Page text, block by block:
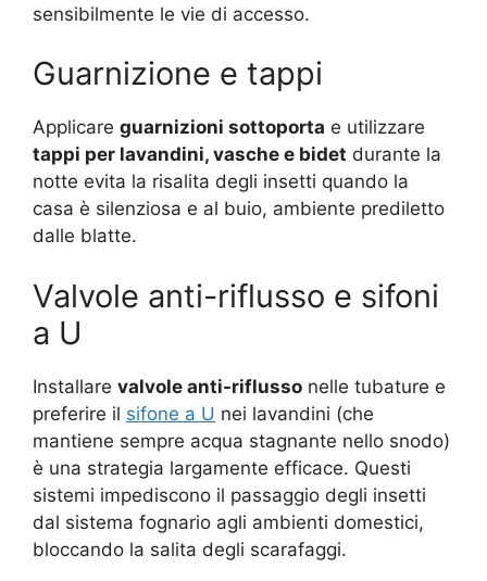
sensibilmente le vie di accesso.
Guarnizione e tappi
Applicare guarnizioni sottoporta e utilizzare
tappi per lavandini, vasche e bidet durante la
notte evita la risalita degli insetti quando la
casa è silenziosa e al buio, ambiente prediletto
dalle blatte.
Valvole anti-riflusso e sifoni
a U
Installare valvole anti-riflusso nelle tubature e
preferire il sifone a U nei lavandini (che
mantiene sempre acqua stagnante nello snodo)
è una strategia largamente efficace. Questi
sistemi impediscono il passaggio degli insetti
dal sistema fognario agli ambienti domestici,
bloccando la salita degli scarafaggi.